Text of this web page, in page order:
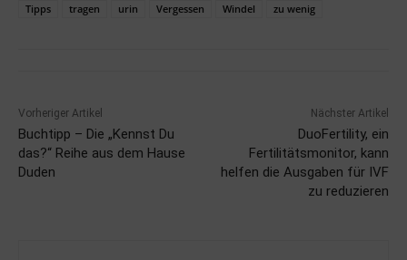
Tipps
tragen urin Vergessen Windel zu wenig
Vorheriger Artikel
Buchtipp – Die „Kennst Du
das?“ Reihe aus dem Hause
Duden
Nächster Artikel
DuoFertility, ein
Fertilitätsmonitor, kann
helfen die Ausgaben für IVF
zu reduzieren